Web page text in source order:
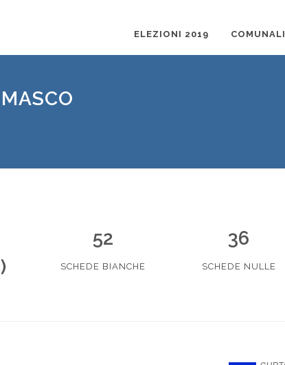
ELEZIONI 2019 COMUNALI
52
SCHEDE BIANCHE
36
SCHEDE NULLE